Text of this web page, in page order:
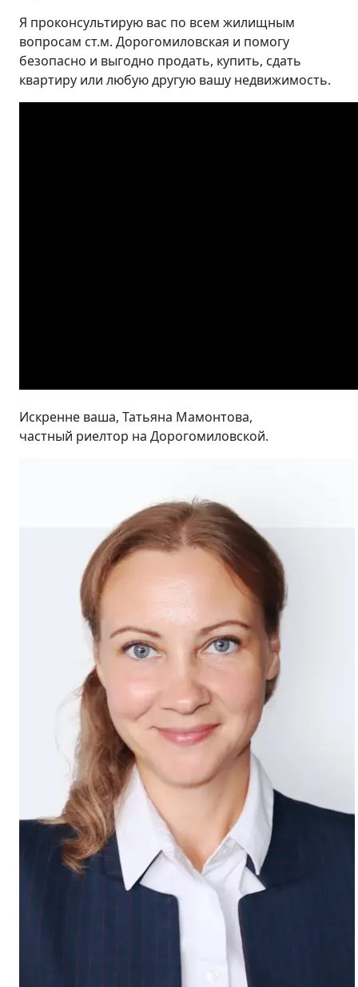
Я проконсультирую вас по всем жилищным
вопросам ст.м. Дорогомиловская и помогу
безопасно и выгодно продать, купить, сдать
квартиру или любую другую вашу недвижимость.
Искренне ваша, Татьяна Мамонтова,
частный риелтор на Дорогомиловской.